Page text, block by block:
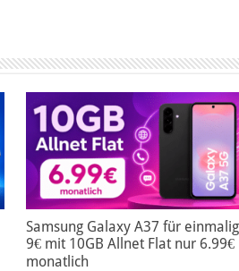
Samsung Galaxy A37 für einmalig
9€ mit 10GB Allnet Flat nur 6.99€
monatlich